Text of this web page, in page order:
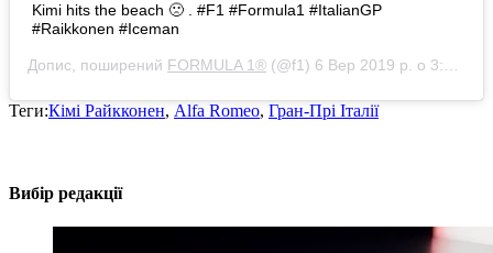
Kimi hits the beach 🙁 . #F1 #Formula1 #ItalianGP
#Raikkonen #Iceman
Допис, поширений FORMULA 1® (@f1) 6 Вер 2019 р. о 3:49 PDT
Теги:Кімі Райкконен, Alfa Romeo, Гран-Прі Італії
Вибір редакції